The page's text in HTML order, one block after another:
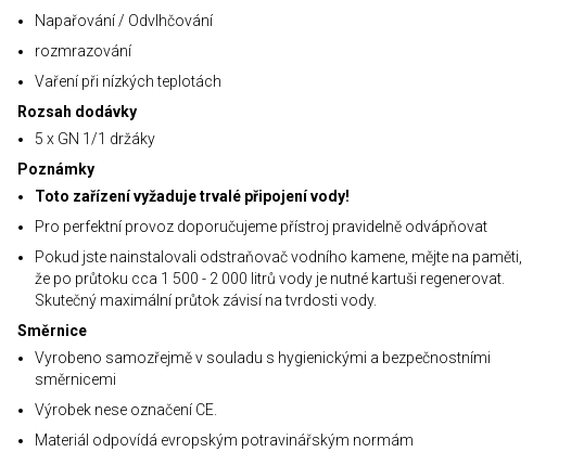
Napařování / Odvlhčování
rozmrazování
Vaření při nízkých teplotách
Rozsah dodávky
5 x GN 1/1 držáky
Poznámky
Toto zařízení vyžaduje trvalé připojení vody!
Pro perfektní provoz doporučujeme přístroj pravidelně odvápňovat
Pokud jste nainstalovali odstraňovač vodního kamene, mějte na paměti,
že po průtoku cca 1 500 - 2 000 litrů vody je nutné kartuši regenerovat.
Skutečný maximální průtok závisí na tvrdosti vody.
Směrnice
Vyrobeno samozřejmě v souladu s hygienickými a bezpečnostními
směrnicemi
Výrobek nese označení CE.
Materiál odpovídá evropským potravinářským normám